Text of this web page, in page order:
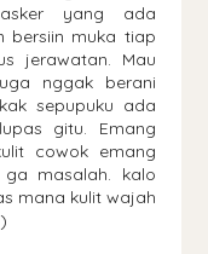
yang ada
bersiin muka tiap
jerawatan. Mau
nggak berani
sepupuku ada
gitu. Emang
cowok emang
masalah. kalo
mana kulit wajah